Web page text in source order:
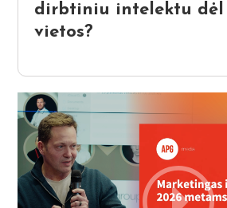
dirbtiniu intelektu dėl
vietos?